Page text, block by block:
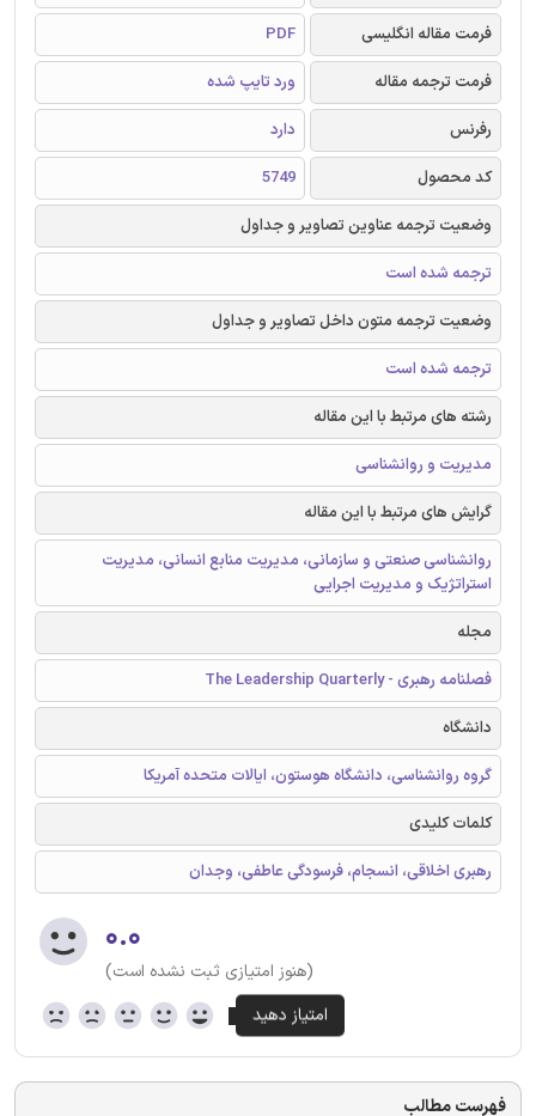
فرمت مقاله انگلیسی
PDF
فرمت ترجمه مقاله
ورد تایپ شده
رفرنس
دارد
کد محصول
5749
وضعیت ترجمه عناوین تصاویر و جداول
ترجمه شده است
وضعیت ترجمه متون داخل تصاویر و جداول
ترجمه شده است
رشته های مرتبط با این مقاله
مدیریت و روانشناسی
گرایش های مرتبط با این مقاله
روانشناسی صنعتی و سازمانی، مدیریت منابع انسانی، مدیریت
استراتژیک و مدیریت اجرایی
مجله
فصلنامه رهبری - The Leadership Quarterly
دانشگاه
گروه روانشناسی، دانشگاه هوستون، ایالات متحده آمریکا
کلمات کلیدی
رهبری اخلاقی، انسجام، فرسودگی عاطفی، وجدان
۰.۰
(هنوز امتیازی ثبت نشده است)
فهرست مطالب